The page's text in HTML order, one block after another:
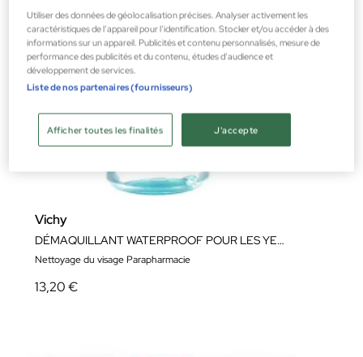
Vichy
DÉMAQUILLANT WATERPROOF POUR LES YEUX ET LES CILS 100ML
Nettoyage du visage Parapharmacie
13,20 €
Utiliser des données de géolocalisation précises. Analyser activement les
caractéristiques de l’appareil pour l’identification. Stocker et/ou accéder à des
informations sur un appareil. Publicités et contenu personnalisés, mesure de
performance des publicités et du contenu, études d’audience et
développement de services.
Liste de nos partenaires (fournisseurs)
J'accepte
Afficher toutes les finalités